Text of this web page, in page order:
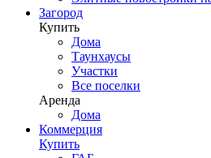
Загород
Купить
Дома
Таунхаусы
Участки
Все поселки
Аренда
Дома
Коммерция
Купить